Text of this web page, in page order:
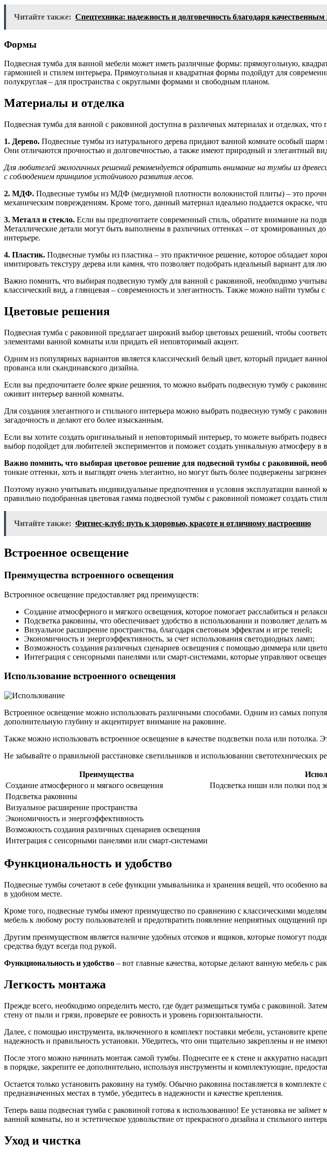
Читайте также: Спецтехника: надежность и долговечность благодаря качественным
Формы
Подвесная тумба для ванной мебели может иметь различные формы: прямоугольную,
гармонией и стилем интерьера. Прямоугольная и квадратная формы подойдут для
полукруглая – для пространства с округлыми формами и свободным планом.
Материалы и отделка
Подвесная тумба для ванной с раковиной доступна в различных материалах и отделках,
1. Дерево. Подвесные тумбы из натурального дерева придают ванной комнате особый
Они отличаются прочностью и долговечностью, а также имеют природный и элегантный
Для любителей экологичных решений рекомендуется обратить внимание на тумбы из
с соблюдением принципов устойчивого развития лесов.
2. МДФ. Подвесные тумбы из МДФ (медиумной плотности волокнистой плиты) – это
механическим повреждениям. Кроме того, данный материал идеально поддается окраске,
3. Металл и стекло. Если вы предпочитаете современный стиль, обратите внимание на
Металлические детали могут быть выполнены в различных оттенках – от хромированных
интерьере.
4. Пластик. Подвесные тумбы из пластика – это практичное решение, которое обладает
имитировать текстуру дерева или камня, что позволяет подобрать идеальный вариант для
Важно помнить, что выбирая подвесную тумбу для ванной с раковиной, необходимо
классический вид, а глянцевая – современность и элегантность. Также можно найти тумбы
Цветовые решения
Подвесная тумба с раковиной предлагает широкий выбор цветовых решений, чтобы
элементами ванной комнаты или придать ей неповторимый акцент.
Одним из популярных вариантов является классический белый цвет, который придает
прованса или скандинавского дизайна.
Если вы предпочитаете более яркие решения, то можно выбрать подвесную тумбу с
оживит интерьер ванной комнаты.
Для создания элегантного и стильного интерьера можно выбрать подвесную тумбу с
загадочность и делают его более изысканным.
Если вы хотите создать оригинальный и неповторимый интерьер, то можете выбрать
выбор подойдет для любителей экспериментов и поможет создать уникальную атмосферу в
Важно помнить, что выбирая цветовое решение для подвесной тумбы с раковиной,
тонкие оттенки, хоть и выглядят очень элегантно, но могут быть более подвержены
Поэтому нужно учитывать индивидуальные предпочтения и условия эксплуатации
правильно подобранная цветовая гамма подвесной тумбы с раковиной поможет создать
Читайте также: Фитнес-клуб: путь к здоровью, красоте и отличному настроению
Встроенное освещение
Преимущества встроенного освещения
Встроенное освещение предоставляет ряд преимуществ:
Создание атмосферного и мягкого освещения, которое помогает расслабиться и
Подсветка раковины, что обеспечивает удобство в использовании и позволяет
Визуальное расширение пространства, благодаря световым эффектам и игре теней;
Экономичность и энергоэффективность, за счет использования светодиодных ламп;
Возможность создания различных сценариев освещения с помощью диммера или
Интеграция с сенсорными панелями или смарт-системами, которые управляют
Использование встроенного освещения
Встроенное освещение можно использовать различными способами. Одним из самых
дополнительную глубину и акцентирует внимание на раковине.
Также можно использовать встроенное освещение в качестве подсветки пола или потолка.
Не забывайте о правильной расстановке светильников и использовании
Преимущества
Создание атмосферного и мягкого освещения
Подсветка ниши или полки под
Подсветка раковины
Визуальное расширение пространства
Экономичность и энергоэффективность
Возможность создания различных сценариев освещения
Интеграция с сенсорными панелями или смарт-системами
Функциональность и удобство
Подвесные тумбы сочетают в себе функции умывальника и хранения вещей, что
в удобном месте.
Кроме того, подвесные тумбы имеют преимущество по сравнению с классическими
мебель к любому росту пользователей и предотвратить появление неприятных ощущений
Другим преимуществом является наличие удобных отсеков и ящиков, которые помогут
средства будут всегда под рукой.
Функциональность и удобство – вот главные качества, которые делают ванную мебель с
Легкость монтажа
Прежде всего, необходимо определить место, где будет размещаться тумба с раковиной.
стену от пыли и грязи, проверьте ее ровность и уровень горизонтальности.
Далее, с помощью инструмента, включенного в комплект поставки мебели, установите
надежность и правильность установки. Убедитесь, что они тщательно закреплены и не
После этого можно начинать монтаж самой тумбы. Поднесите ее к стене и аккуратно
в порядке, закрепите ее дополнительно, используя инструменты и комплектующие,
Остается только установить раковину на тумбу. Обычно раковина поставляется в
предназначенных местах в тумбе, убедитесь в надежности и качестве крепления.
Теперь ваша подвесная тумба с раковиной готова к использованию! Ее установка не
ванной комнаты, но и эстетическое удовольствие от прекрасного дизайна и стильного
Уход и чистка